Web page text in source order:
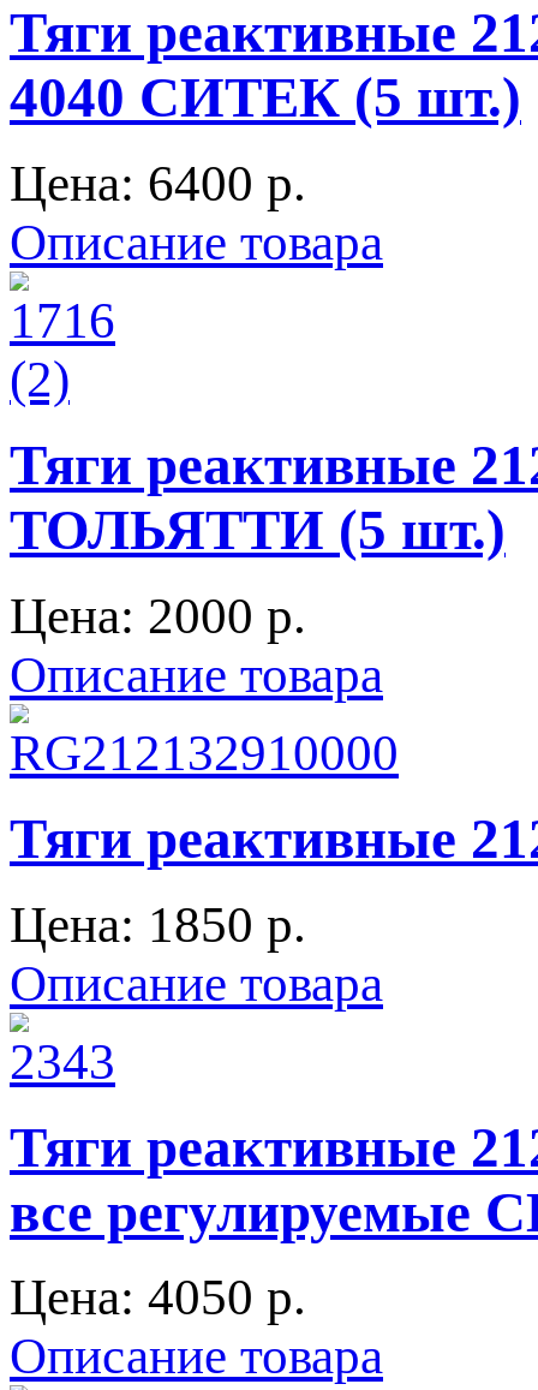
Тяги реактивные
4040 СИТЕК (5 шт.)
Цена: 6400 p.
Описание товара
Тяги реактивные
ТОЛЬЯТТИ (5 шт.)
Цена: 2000 p.
Описание товара
Тяги реактивные
Цена: 1850 p.
Описание товара
Тяги реактивные
все регулируемые
Цена: 4050 p.
Описание товара